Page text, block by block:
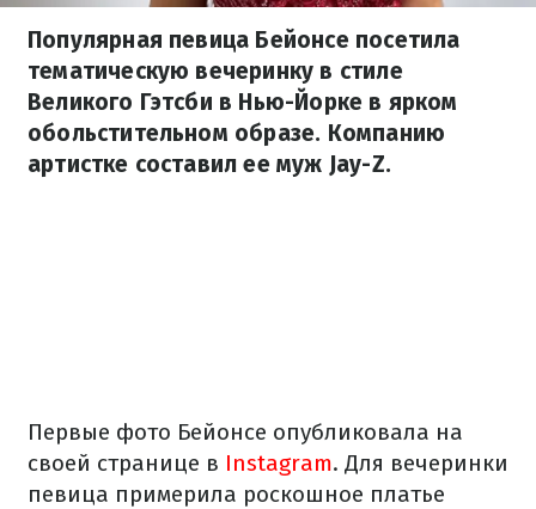
Популярная певица Бейонсе посетила
тематическую вечеринку в стиле
Великого Гэтсби в Нью-Йорке в ярком
обольстительном образе. Компанию
артистке составил ее муж Jay-Z.
Первые фото Бейонсе опубликовала на
своей странице в Instagram. Для вечеринки
певица примерила роскошное платье